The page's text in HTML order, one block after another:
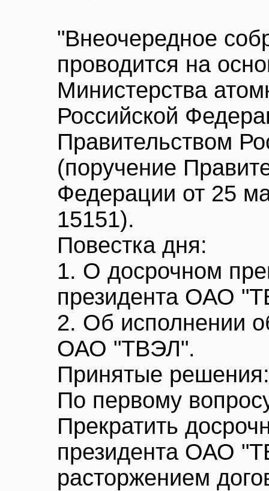
"Внеочередное
проводится на
Министерства
Российской
Правительством
(поручение
Федерации от 25
15151).
Повестка дня:
1. О досрочном
президента ОАО
2. Об исполнении
ОАО "ТВЭЛ".
Принятые решения:
По первому
Прекратить
президента ОАО
расторжением